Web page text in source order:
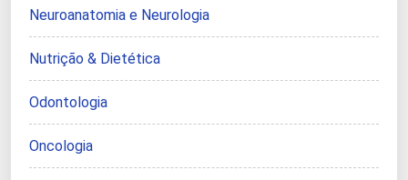
Neuroanatomia e Neurologia
Nutrição & Dietética
Odontologia
Oncologia